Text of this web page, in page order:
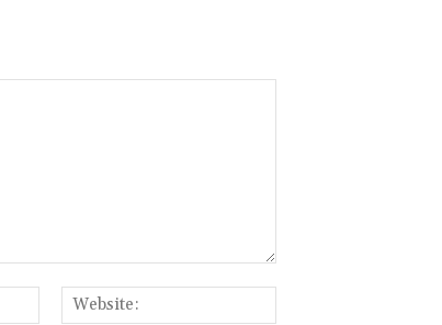
Email:*